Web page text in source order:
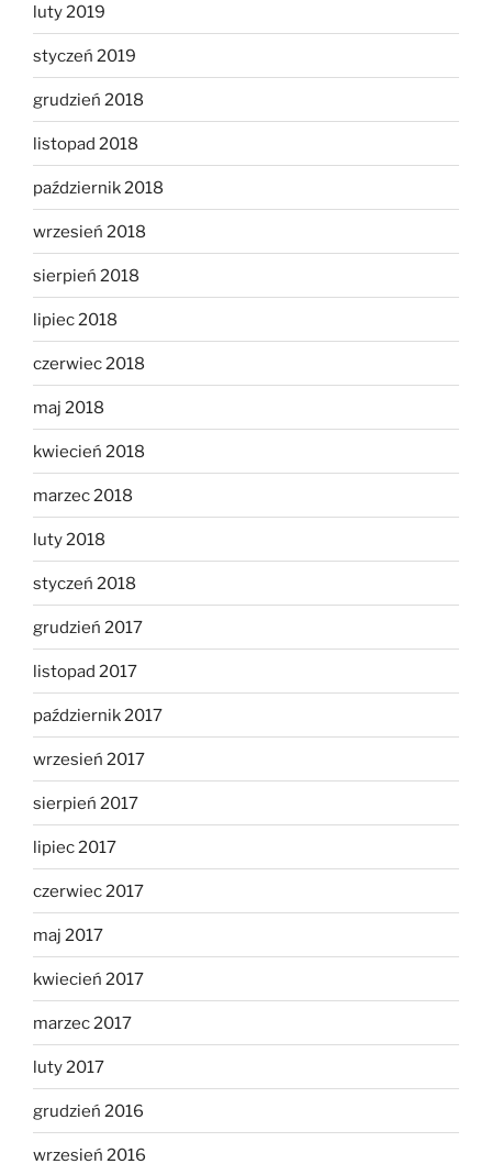
luty 2019
styczeń 2019
grudzień 2018
listopad 2018
październik 2018
wrzesień 2018
sierpień 2018
lipiec 2018
czerwiec 2018
maj 2018
kwiecień 2018
marzec 2018
luty 2018
styczeń 2018
grudzień 2017
listopad 2017
październik 2017
wrzesień 2017
sierpień 2017
lipiec 2017
czerwiec 2017
maj 2017
kwiecień 2017
marzec 2017
luty 2017
grudzień 2016
wrzesień 2016